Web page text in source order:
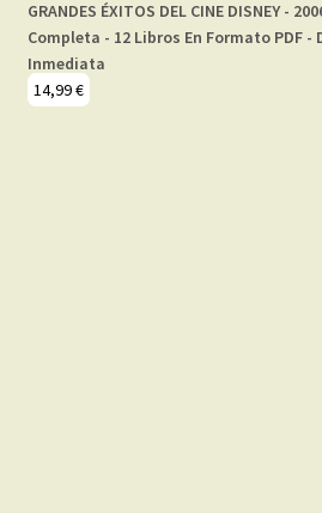
GRANDES ÉXITOS DEL CINE DISNEY -
Completa - 12 Libros En Formato PDF -
Inmediata
14,99€